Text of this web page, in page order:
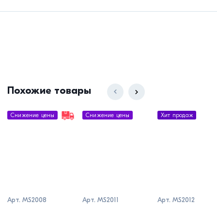
Похожие товары
Снижение цены
Арт. MS2008
Снижение цены
Арт. MS2011
Хит продаж
Арт. MS2012